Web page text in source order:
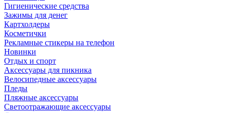
Гигиенические средства
Зажимы для денег
Картхолдеры
Косметички
Рекламные стикеры на телефон
Новинки
Отдых и спорт
Аксессуары для пикника
Велосипедные аксессуары
Пледы
Пляжные аксессуары
Светоотражающие аксессуары